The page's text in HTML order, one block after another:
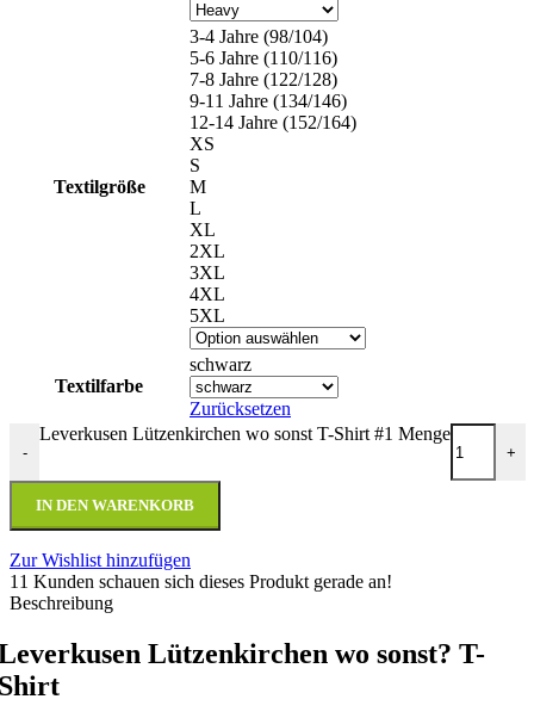
Textilgröße
3-4 Jahre (98/104)
5-6 Jahre (110/116)
7-8 Jahre (122/128)
9-11 Jahre (134/146)
12-14 Jahre (152/164)
XS
S
M
L
XL
2XL
3XL
4XL
5XL
Textilfarbe
schwarz
Zurücksetzen
-
Leverkusen Lützenkirchen wo sonst T-Shirt #1 Menge
+
IN DEN WARENKORB
Zur Wishlist hinzufügen
11 Kunden schauen sich dieses Produkt gerade an!
Beschreibung
Lützenkirchen wo sonst? T-